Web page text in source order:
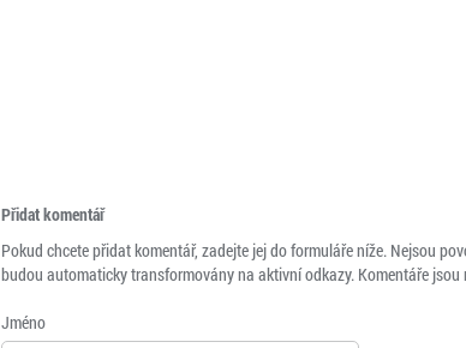
Přidat komentář
Pokud chcete přidat komentář, zadejte jej do formuláře níže. Nejsou
budou automaticky transformovány na aktivní odkazy. Komentáře jsou
Jméno